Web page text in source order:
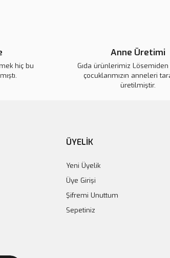
hiç bu
Anne Üretimi
Gıda ürünlerimiz
çocuklarımızın anneleri
üretilmiştir.
ÜYELİK
Yeni Üyelik
Üye Girişi
Şifremi Unuttum
Sepetiniz